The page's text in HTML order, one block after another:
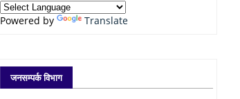
Powered by Translate
जनसम्पर्क विभाग